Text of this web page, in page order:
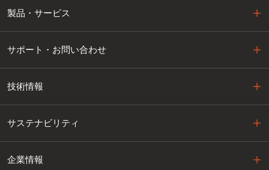
製品・サービス
サポート・お問い合わせ
技術情報
サステナビリティ
企業情報